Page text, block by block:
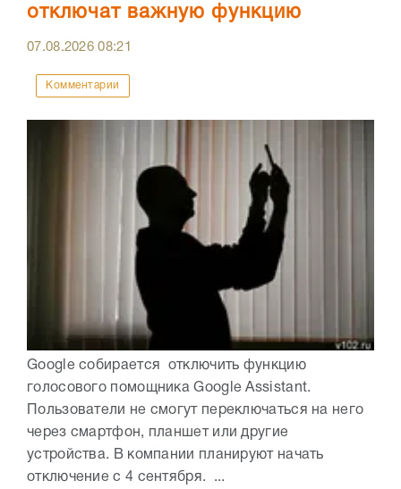
отключат важную функцию
07.08.202608:21
Комментарии
Google собирается отключить функцию
голосового помощника Google Assistant.
Пользователи не смогут переключаться на него
через смартфон, планшет или другие
устройства. В компании планируют начать
отключение с 4 сентября. ...